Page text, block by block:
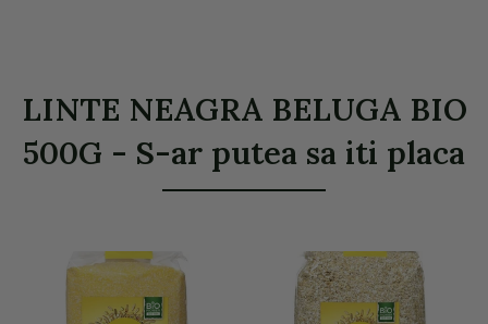
LINTE NEAGRA BELUGA BIO
500G - S-ar putea sa iti placa